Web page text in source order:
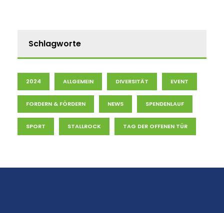
Schlagworte
2024 ALLGEMEIN DIVERSITÄT EVENT
FORDERN & FÖRDERN NEWS SPENDENLAUF
SPORT STALLROCK TAG DER OFFENEN TÜR